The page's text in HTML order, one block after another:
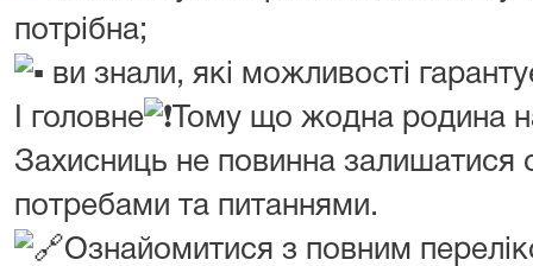
потрібна;
ви знали, які можливості
І головне
Тому що жодна родина
Захисниць не повинна залишатися
потребами та питаннями.
Ознайомитися з повним